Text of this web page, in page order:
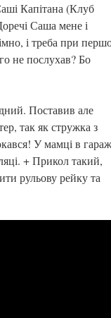
Капітана (Клуб
Саша мене і
і треба при
не послухав? Бо
Поставив але
так як стружка з
У мамці в
+ Прикол такий,
рульову рейку та